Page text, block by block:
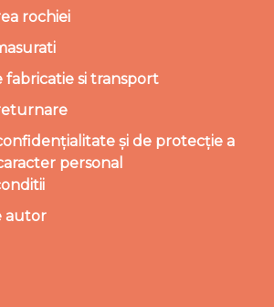
rochiei
fabricatie si transport
și de protecție a
personal
autor